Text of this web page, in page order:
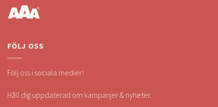
FÖLJ OSS
Följ oss i sociala medier!
Håll dig uppdaterad om kampanjer & nyheter.